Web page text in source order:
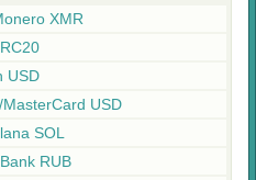
XMR
USD
MasterCard USD
SOL
RUB